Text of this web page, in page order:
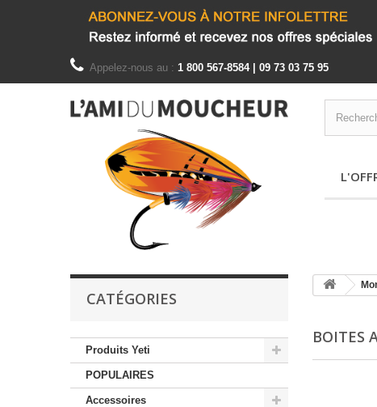
Appelez-nous au : 1 800 567-8584 | 09 73 03 75 95
CATÉGORIES
Produits Yeti
POPULAIRES
Accessoires
BOITES